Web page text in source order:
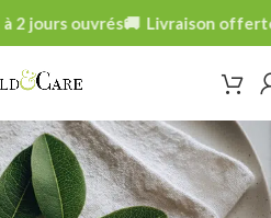
jours ouvrés🚚 Livraison offerte